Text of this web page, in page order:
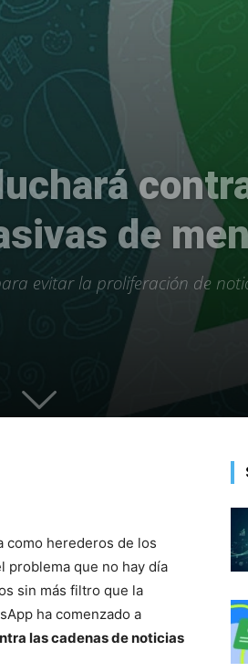
Uptodown
de
evitar la proliferación de
como herederos de los
problema que no hay día
sin más filtro que la
ha comenzado a
las cadenas de noticias